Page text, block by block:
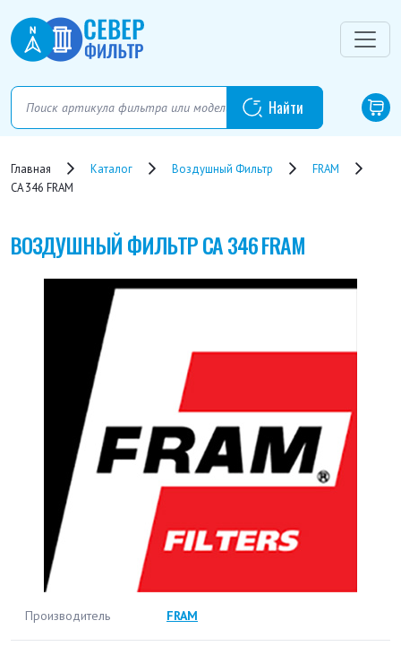
Главная Каталог Воздушный Фильтр
FRAM
CA 346 FRAM
ВОЗДУШНЫЙ ФИЛЬТРCA 346 FRAM
Производитель FRAM